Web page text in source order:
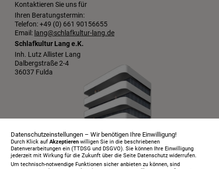
Kontaktieren Sie uns für
Ihren Beratungstermin:
Telefon: +49 (0) 661 90156655
Email: lang@schlafkultur-lang.de
Schlafkultur Lang e.K.
Inh. Lutz Allister Lang
Dalbergstraße 2-4
36037 Fulda
Datenschutzeinstellungen – Wir benötigen Ihre Einwilligung!
Durch Klick aufAkzeptieren willigen Sie in die beschriebenen
Datenverarbeitungen ein (TTDSG und DSGVO). Sie können Ihre Einwilligung
jederzeit mit Wirkung für die Zukunft über die Seite Datenschutz widerrufen.
Um technisch-notwendige Funktionen sicher anbieten zu können, sind